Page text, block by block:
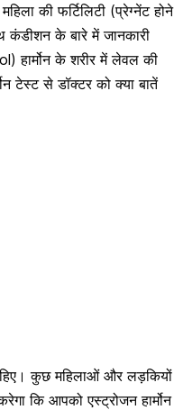
महिला की फर्टिलिटी (प्रेग्नेंट होने
के बारे में जानकारी
हार्मोन के शरीर में लेवल की
टेस्ट से डॉक्टर को क्या बातें
कुछ महिलाओं और लड़कियों
कि आपको एस्ट्रोजन हार्मोन